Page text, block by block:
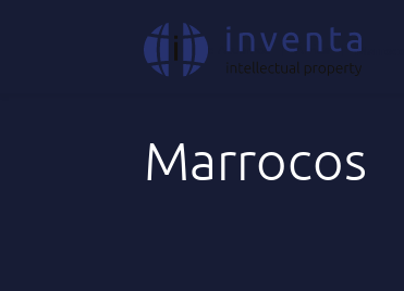
Onde Atuamos | África Marrocos
Marrocos